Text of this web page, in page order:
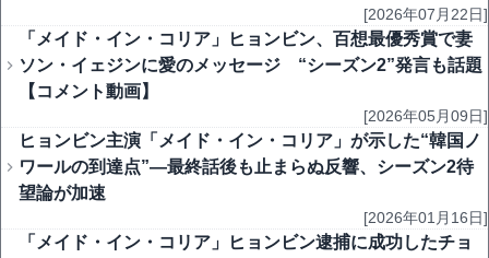
[2026年07月22日]
「メイド・イン・コリア」ヒョンビン、百想最優秀賞で妻
ソン・イェジンに愛のメッセージ “シーズン2”発言も話題
【コメント動画】
[2026年05月09日]
ヒョンビン主演「メイド・イン・コリア」が示した“韓国ノ
ワールの到達点”―最終話後も止まらぬ反響、シーズン2待
望論が加速
[2026年01月16日]
「メイド・イン・コリア」ヒョンビン逮捕に成功したチョ